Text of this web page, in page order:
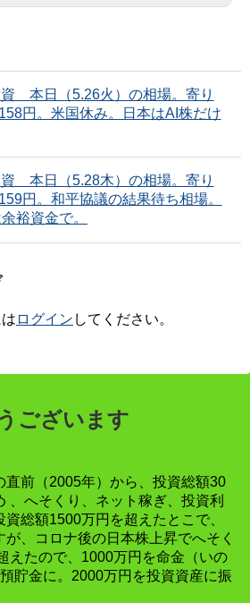
本日（5.26火）の相場。寄り
円。米国休み。日本はAI株だけ
本日（5.28木）の相場。寄り
円。和平協議の結果待ち相場。
裕資金で。
ログイン してください。
ございます
直前（2005年）から、投資総額30
、へそくり、ネット稼ぎ、投資利
総額1500万円を超えたとこで、
、コロナ後の日本株上昇でへそく
えたので、1000万円を命金（いの
貯金に。2000万円を投資資産に振